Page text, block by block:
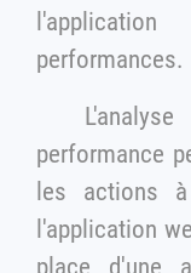
l'application web
performances.
L'analyse
performance
les actions à entreprendre pour optimiser
l'application web.
place d'une